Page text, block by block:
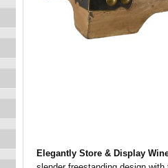
Elegantly Store & Display